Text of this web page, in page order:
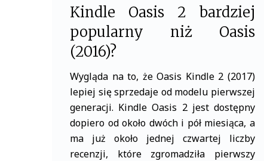
Kindle Oasis 2 bardziej
popularny niż Oasis
(2016)?
Wygląda na to, że Oasis Kindle 2 (2017)
lepiej się sprzedaje od modelu pierwszej
generacji. Kindle Oasis 2 jest dostępny
dopiero od około dwóch i pół miesiąca, a
ma już około jednej czwartej liczby
recenzji, które zgromadziła pierwszy